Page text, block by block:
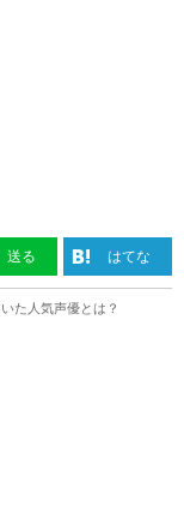
送る はてな
た人気声優とは？